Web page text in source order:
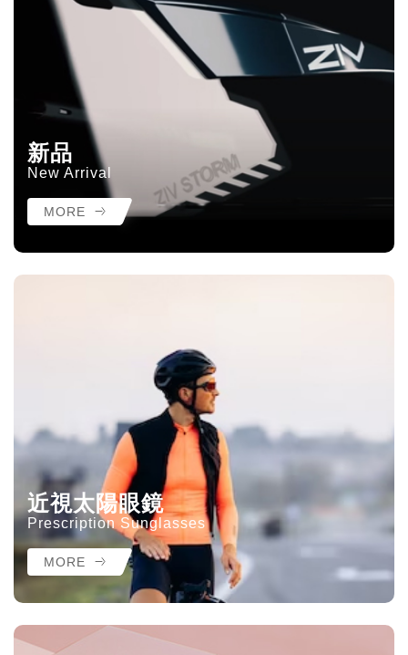
新品
New Arrival
MORE
近視太陽眼鏡
Prescription Sunglasses
MORE